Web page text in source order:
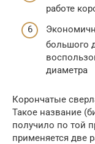
работе
большого
диаметра
Корончатые
Такое название
получило по той
применяется две